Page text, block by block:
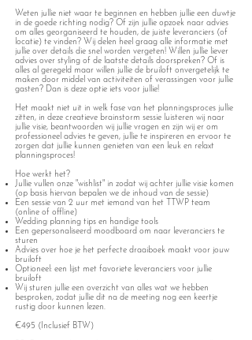
Weten jullie niet waar te beginnen en hebben jullie een duwtje
in de goede richting nodig? Of zijn jullie opzoek naar advies
om alles georganiseerd te houden, de juiste leveranciers (of
locatie) te vinden? Wij delen heel graag alle informatie met
jullie over details die snel worden vergeten! Willen jullie liever
advies over styling of de laatste details doorspreken? Of is
alles al geregeld maar willen jullie de bruiloft onvergetelijk te
maken door middel van activiteiten of verassingen voor jullie
gasten? Dan is deze optie iets voor jullie!
Het maakt niet uit in welk fase van het planningsproces jullie
zitten, in deze creatieve brainstorm sessie luisteren wij naar
jullie visie, beantwoorden wij jullie vragen en zijn wij er om
professioneel advies te geven, jullie te inspireren en ervoor te
zorgen dat jullie kunnen genieten van een leuk en relaxt
planningsproces!
Hoe werkt het?
Jullie vullen onze "wishlist" in zodat wij achter jullie visie komen
(op basis hiervan bepalen we de inhoud van de sessie)
Een sessie van 2 uur met iemand van het TTWP team
(online of offline)
Wedding planning tips en handige tools
Een gepersonaliseerd moodboard om naar leveranciers te
sturen
Advies over hoe je het perfecte draaiboek maakt voor jouw
bruiloft
Optioneel: een lijst met favoriete leveranciers voor jullie
bruiloft
Wij sturen jullie een overzicht van alles wat we hebben
besproken, zodat jullie dit na de meeting nog een keertje
rustig door kunnen lezen.
€495 (Inclusief BTW)